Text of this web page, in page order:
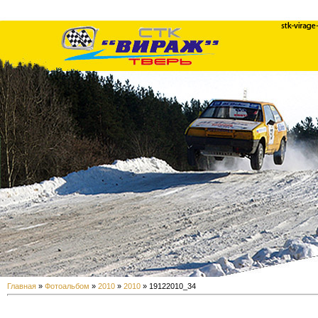
Главная » Фотоальбом » 2010 » 2010 » 19122010_34